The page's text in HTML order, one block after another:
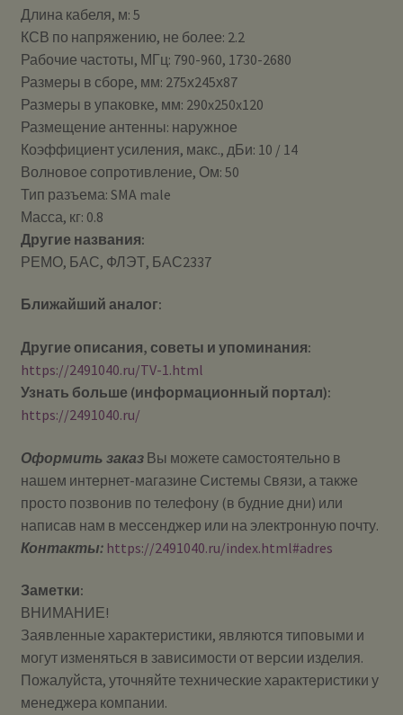
Длина кабеля, м: 5
КСВ по напряжению, не более: 2.2
Рабочие частоты, МГц: 790-960, 1730-2680
Размеры в сборе, мм: 275х245х87
Размеры в упаковке, мм: 290x250x120
Размещение антенны: наружное
Коэффициент усиления, макс., дБи: 10 / 14
Волновое сопротивление, Ом: 50
Тип разъема: SMA male
Масса, кг: 0.8
Другие названия:
РЕМО, БАС, ФЛЭТ, БАС2337
Ближайший аналог:
Другие описания, советы и упоминания:
https://2491040.ru/TV-1.html
Узнать больше (информационный портал):
https://2491040.ru/
Оформить заказВы можете самостоятельно в
нашем интернет-магазине Системы Cвязи, а также
просто позвонив по телефону (в будние дни) или
написав нам в мессенджер или на электронную почту.
Контакты: https://2491040.ru/index.html#adres
Заметки:
ВНИМАНИЕ!
Заявленные характеристики, являются типовыми и
могут изменяться в зависимости от версии изделия.
Пожалуйста, уточняйте технические характеристики у
менеджера компании.